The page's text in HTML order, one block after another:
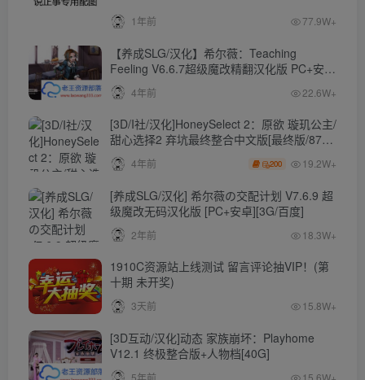
1年前 77.9W+
【养成SLG/汉化】希尔薇：Teaching
Feeling V6.6.7超级魔改精翻汉化版 PC+安卓
【4.3G】
4年前 22.6W+
[3D/I社/汉化]HoneySelect 2：原欲 璇玑公主/
甜心选择2 弃坑最终整合中文版[最终版/87G/
秒传]
4年前 200 19.2W+
[养成SLG/汉化] 希尔薇の交配计划 V7.6.9 超
级魔改无码汉化版 [PC+安卓][3G/百度]
2年前 18.3W+
1910C资源站上线测试 留言评论抽VIP！(第
十期 未开奖)
3天前 15.8W+
[3D互动/汉化]动态 家族崩坏：Playhome
V12.1 终极整合版+人物档[40G]
5年前 15.6W+